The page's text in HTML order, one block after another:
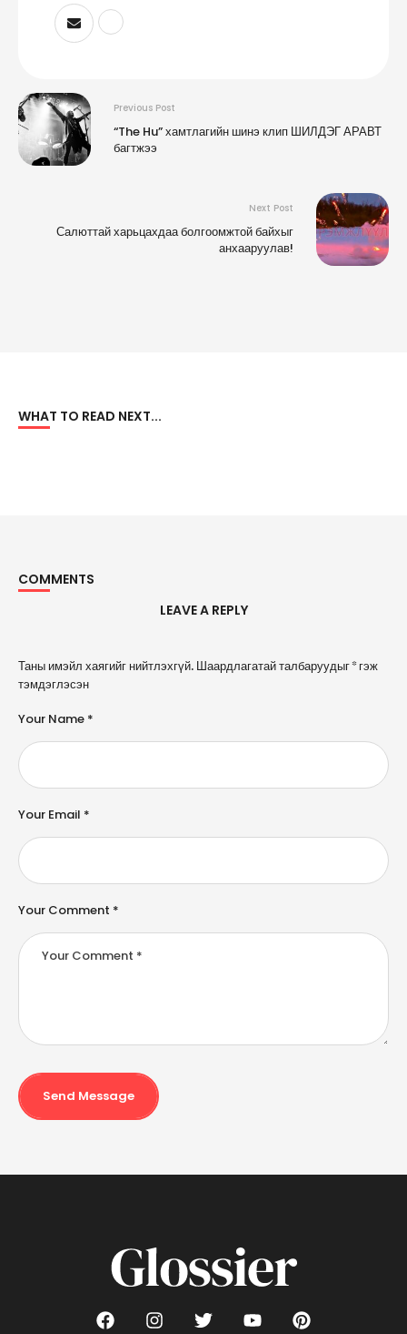
Previous Post
“The Hu” хамтлагийн шинэ клип ШИЛДЭГ АРАВТ
багтжээ
Next Post
Салюттай харьцахдаа болгоомжтой байхыг
анхааруулав!
WHAT TO READ NEXT...
COMMENTS
LEAVE A REPLY
Таны имэйл хаягийг нийтлэхгүй. Шаардлагатай талбаруудыг*гэж
тэмдэглэсэн
Your Comment *
Your Name *
Your Email *
Send Message
A
l
e
n
a
ti
e